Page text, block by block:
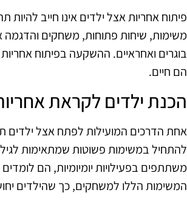
פיתוח אחריות אצל ילדים אינו חייב
משימות, שיחות פתוחות, משחקים והדגמה
בוגרים ואחראיים. ההשקעה בפיתוח
הם חיים.
הכנת ילדים לקראת
אחת הדרכים המועילות לפתח אצל ילדים
להתחיל במשימות פשוטות שמתאימות
משתתפים בפעילויות יומיומיות, הם
המשימות הללו למשחקים, כך שהילדים